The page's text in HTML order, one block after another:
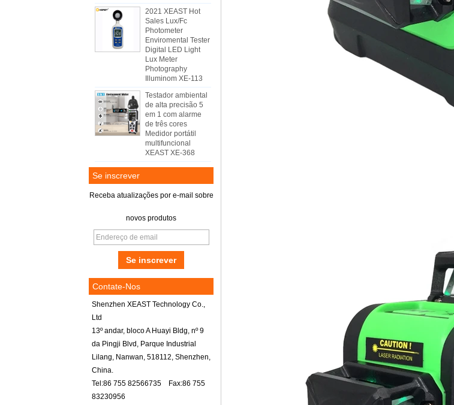
2021 XEAST Hot
Sales Lux/Fc
Photometer
Enviromental Tester
Digital LED Light
Lux Meter
Photography
Illuminom XE-113
Testador ambiental
de alta precisão 5
em 1 com alarme
de três cores
Medidor portátil
multifuncional
XEAST XE-368
Se inscrever
Receba atualizações por e-mail sobre
novos produtos
Contate-Nos
Shenzhen XEAST Technology Co.,
Ltd
13º andar, bloco A Huayi Bldg, nº 9
da Pingji Blvd, Parque Industrial
Lilang, Nanwan, 518112, Shenzhen,
China.
Tel:86 755 82566735 Fax:86 755
83230956